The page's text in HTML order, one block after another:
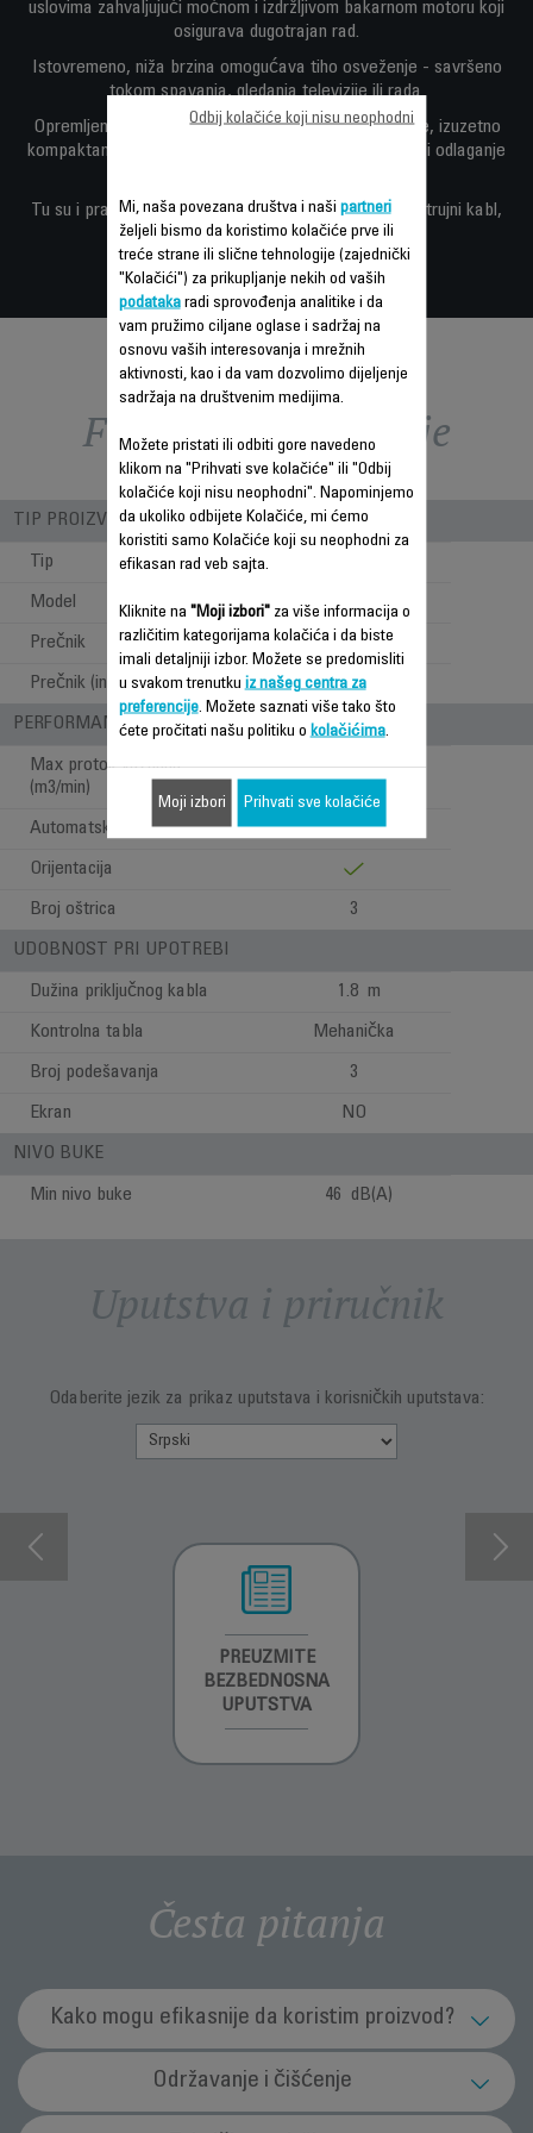
uslovima zahvaljujući moćnom i izdržljivom bakarnom motoru koji
osigurava dugotrajan rad.
Istovremeno, niža brzina omogućava tiho osveženje - savršeno
tokom spavanja, gledanja televizije ili rada.
Opremljen sa tri brzine za personalizovano osveženje, izuzetno
kompaktan (30cm/12inča) i jednostavan za pomeranje i odlaganje
Tu su i praktične karakteristike, uključujući dugačak strujni kabl,
automatsko oscilovanje i orjentaciju.
Funkcije – poređenje
TIP PROIZVODA
Tip
Model Stoni
Prečnik 30 cm
Prečnik (inči) 12
PERFORMANSE PROTOKA VAZDUHA
Max protok vazduha
(m3/min)
34
Automatska oscilacija
Orijentacija
Broj oštrica 3
UDOBNOST PRI UPOTREBI
Dužina priključnog kabla 1.8 m
Kontrolna tabla Mehanička
Broj podešavanja 3
Ekran NO
NIVO BUKE
Min nivo buke 46 dB(A)
Uputstva i priručnik
Odaberite jezik za prikaz uputstava i korisničkih uputstava:
PREUZMITE
BEZBEDNOSNA
UPUTSTVA
Česta pitanja
Kako mogu efikasnije da koristim proizvod?
Šta treba da preduzmem pre korišćenja
ventilatora?
Održavanje i čišćenje
Mi, naša povezana društva i naši partneri
željeli bismo da koristimo kolačiće prve ili
treće strane ili slične tehnologije (zajednički
"Kolačići") za prikupljanje nekih od vaših
podatakaradi sprovođenja analitike i da
vam pružimo ciljane oglase i sadržaj na
osnovu vaših interesovanja i mrežnih
aktivnosti, kao i da vam dozvolimo dijeljenje
sadržaja na društvenim medijima.
Možete pristati ili odbiti gore navedeno
klikom na "Prihvati sve kolačiće" ili "Odbij
kolačiće koji nisu neophodni". Napominjemo
da ukoliko odbijete Kolačiće, mi ćemo
koristiti samo Kolačiće koji su neophodni za
efikasan rad veb sajta.
Kliknite na "Moji izbori"za više informacija o
različitim kategorijama kolačića i da biste
imali detaljniji izbor. Možete se predomisliti
u svakom trenutku iz našeg centra za
preferencije. Možete saznati više tako što
ćete pročitati našu politiku o kolačićima.
Odbij kolačiće koji nisu neophodni
Moji izbori Prihvati sve kolačiće